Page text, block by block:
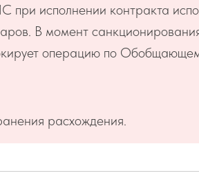
при исполнении контракта
В момент
операцию по
расхождения.